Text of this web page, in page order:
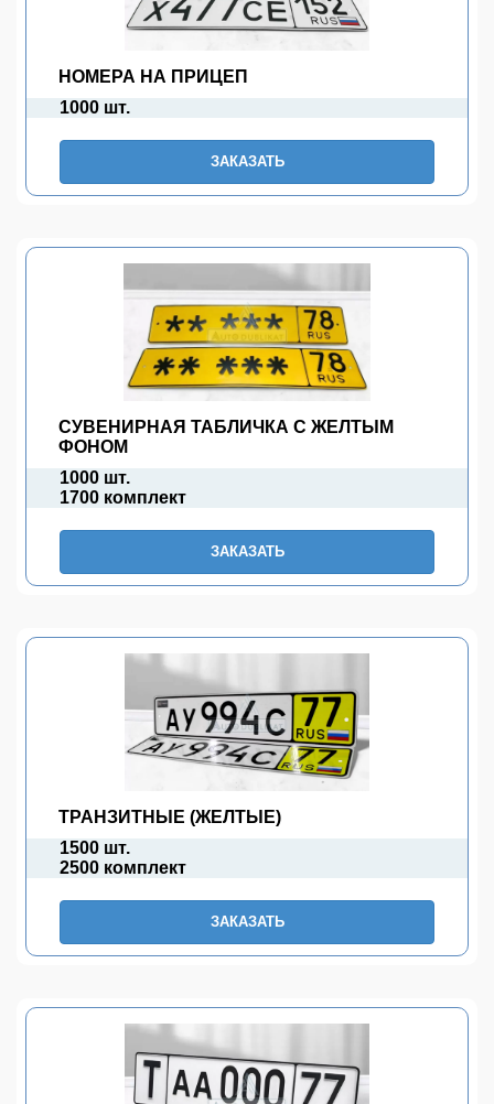
НОМЕРА НА ПРИЦЕП
1000 шт.
ЗАКАЗАТЬ
СУВЕНИРНАЯ ТАБЛИЧКА С ЖЕЛТЫМ
ФОНОМ
1000 шт.
1700 комплект
ЗАКАЗАТЬ
ТРАНЗИТНЫЕ (ЖЕЛТЫЕ)
1500 шт.
2500 комплект
ЗАКАЗАТЬ